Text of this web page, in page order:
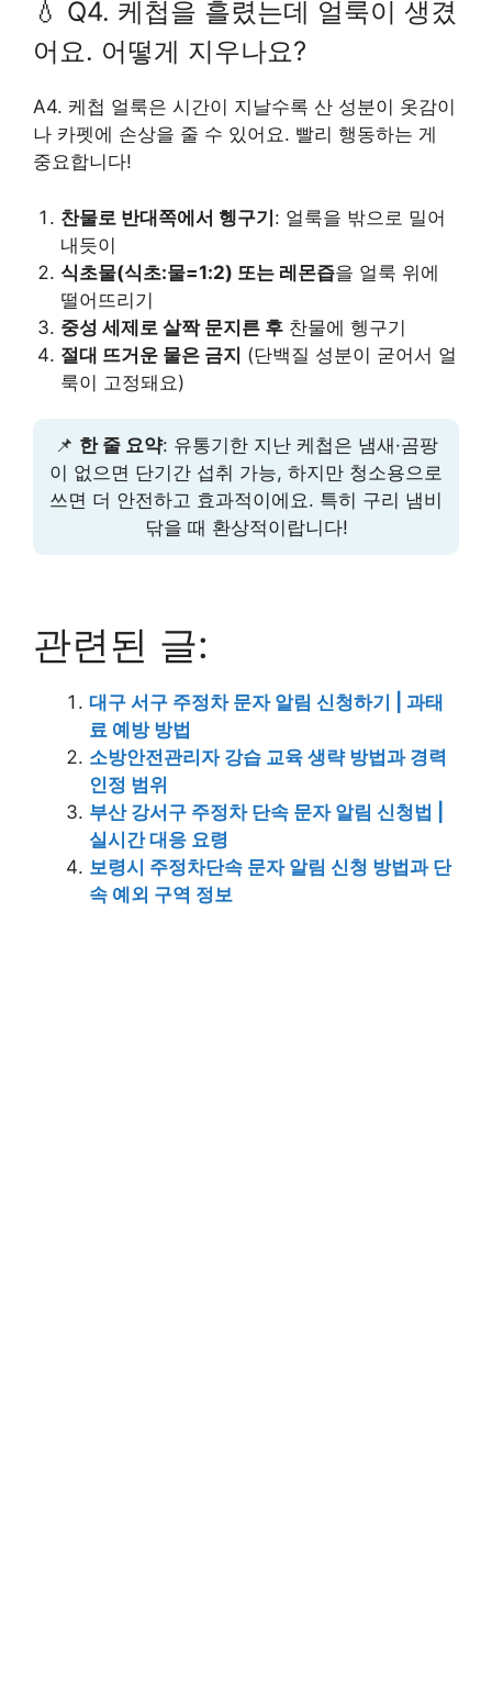
💧 Q4. 케첩을 흘렸는데 얼룩이 생겼
어요. 어떻게 지우나요?
A4. 케첩 얼룩은 시간이 지날수록 산 성분이 옷감이
나 카펫에 손상을 줄 수 있어요. 빨리 행동하는 게
중요합니다!
찬물로 반대쪽에서 헹구기: 얼룩을 밖으로 밀어
내듯이
식초물(식초:물=1:2) 또는 레몬즙을 얼룩 위에
떨어뜨리기
중성 세제로 살짝 문지른 후 찬물에 헹구기
절대 뜨거운 물은 금지 (단백질 성분이 굳어서 얼
룩이 고정돼요)
📌 한 줄 요약: 유통기한 지난 케첩은 냄새·곰팡
이 없으면 단기간 섭취 가능, 하지만 청소용으로
쓰면 더 안전하고 효과적이에요. 특히 구리 냄비
닦을 때 환상적이랍니다!
관련된 글:
대구 서구 주정차 문자 알림 신청하기 | 과태
료 예방 방법
소방안전관리자 강습 교육 생략 방법과 경력
인정 범위
부산 강서구 주정차 단속 문자 알림 신청법 |
실시간 대응 요령
보령시 주정차단속 문자 알림 신청 방법과 단
속 예외 구역 정보